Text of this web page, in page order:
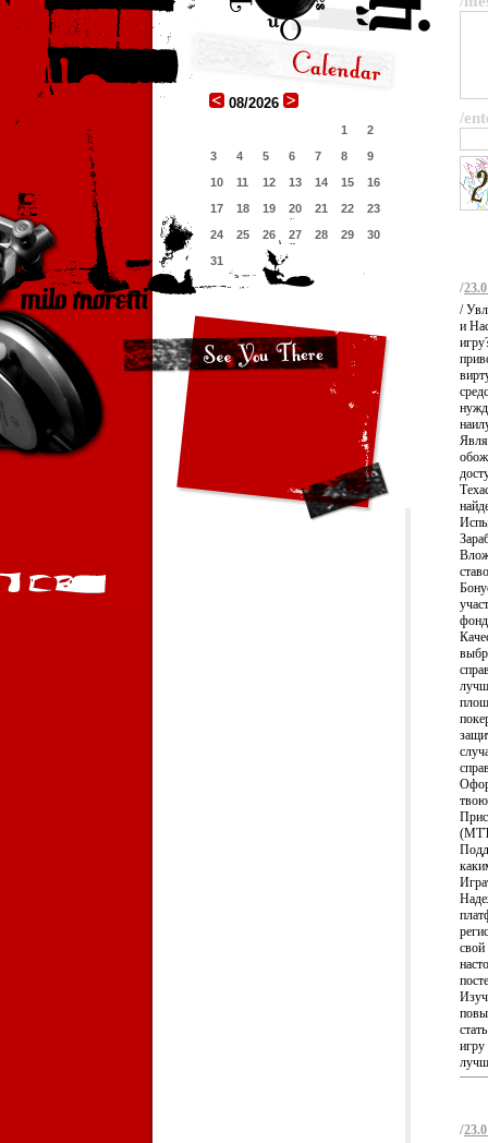
08/2026
1
2
3
4 5 6 7 8
9
10
11 12 13 14 15
16
17
18 19 20 21 22
23
24
25 26 27 28 29
30
31
/
/
/
и
свой
игру
/